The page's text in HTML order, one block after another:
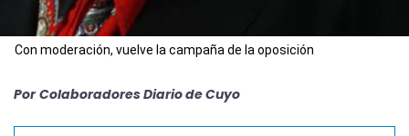
Con moderación, vuelve la campaña de la oposición
Por Colaboradores Diario de Cuyo